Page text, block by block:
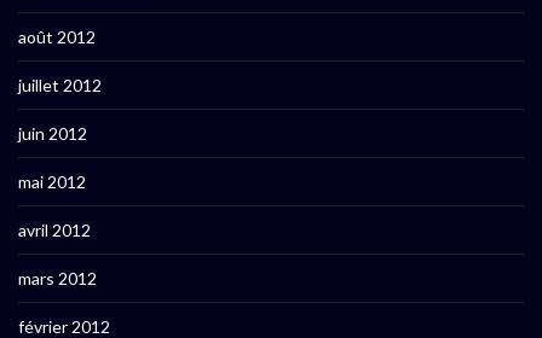
août 2012
juillet 2012
juin 2012
mai 2012
avril 2012
mars 2012
février 2012